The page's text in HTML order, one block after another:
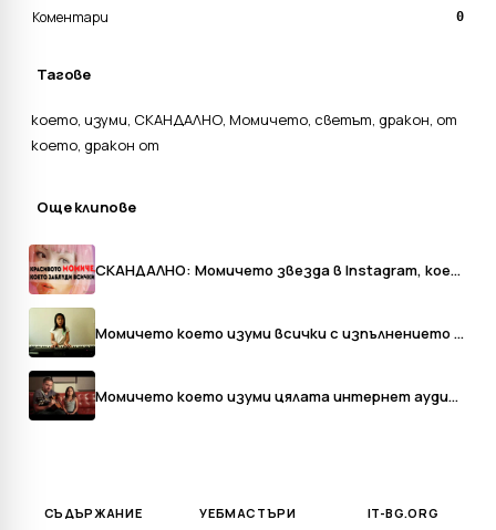
Коментари 0
Тагове
което, изуми, СКАНДАЛНО, Момичето, светът, дракон, от
което, дракон от
Още клипове
СКАНДАЛНО: Момичето звезда в Instagram, което не съществува
Момичето което изуми всички с изпълнението си на песента [lady Gaga - Born This Way ]
Момичето което изуми цялата интернет аудитория
СЪДЪРЖАНИЕ УЕБМАСТЪРИ IT-BG.ORG